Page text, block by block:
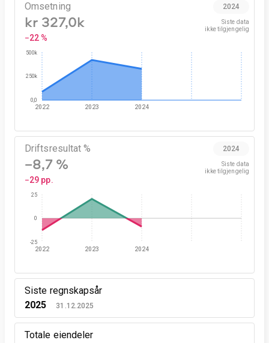
Omsetning
kr 327,0k
−22 %
2024
Siste data
ikke tilgjengelig
2022 2023 2024
0,0
250k
500k
Driftsresultat %
−8,7 %
−29 pp.
2024
Siste data
ikke tilgjengelig
2022 2023 2024
-25
0
25
Siste regnskapsår
2025
31.12.2025
Totale eiendeler